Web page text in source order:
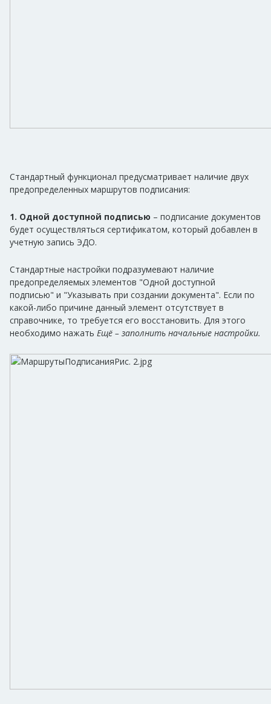
Стандартный функционал предусматривает наличие двух
предопределенных маршрутов подписания:
1. Одной доступной подписью – подписание документов
будет осуществляться сертификатом, который добавлен в
учетную запись ЭДО.
Стандартные настройки подразумевают наличие
предопределяемых элементов "Одной доступной
подписью" и "Указывать при создании документа". Если по
какой-либо причине данный элемент отсутствует в
справочнике, то требуется его восстановить. Для этого
необходимо нажать Ещё – заполнить начальные настройки.